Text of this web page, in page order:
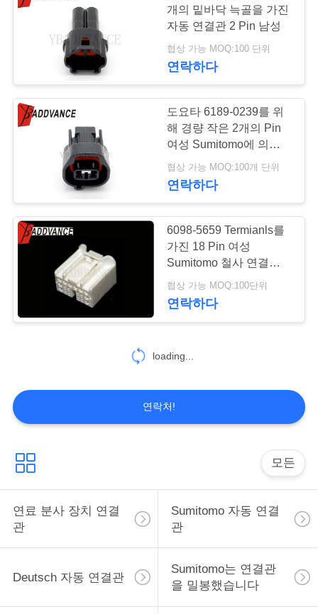
요
사
맵
정
호
책
개의 밑바닥 늑골을 가진
자동 연결관 2 Pin 남성
협상 가능 MOQ:100 단위
연락하다
도요타 6189-0239를 위
해 경량 작은 2개의 Pin
여성 Sumitomo에 의하여
밀봉되는 연결관
협상 가능 MOQ:100개 단위
연락하다
6098-5659 Termianls를
가진 18 Pin 여성
Sumitomo 철사 연결관
백색 색깔
협상 가능 MOQ:100단위
연락하다
loading...
연락처!
모든
연료 분사 장치 연결
관
Sumitomo 자동 연결
관
Deutsch 자동 연결관
Sumitomo는 연결관
을 밀봉했습니다